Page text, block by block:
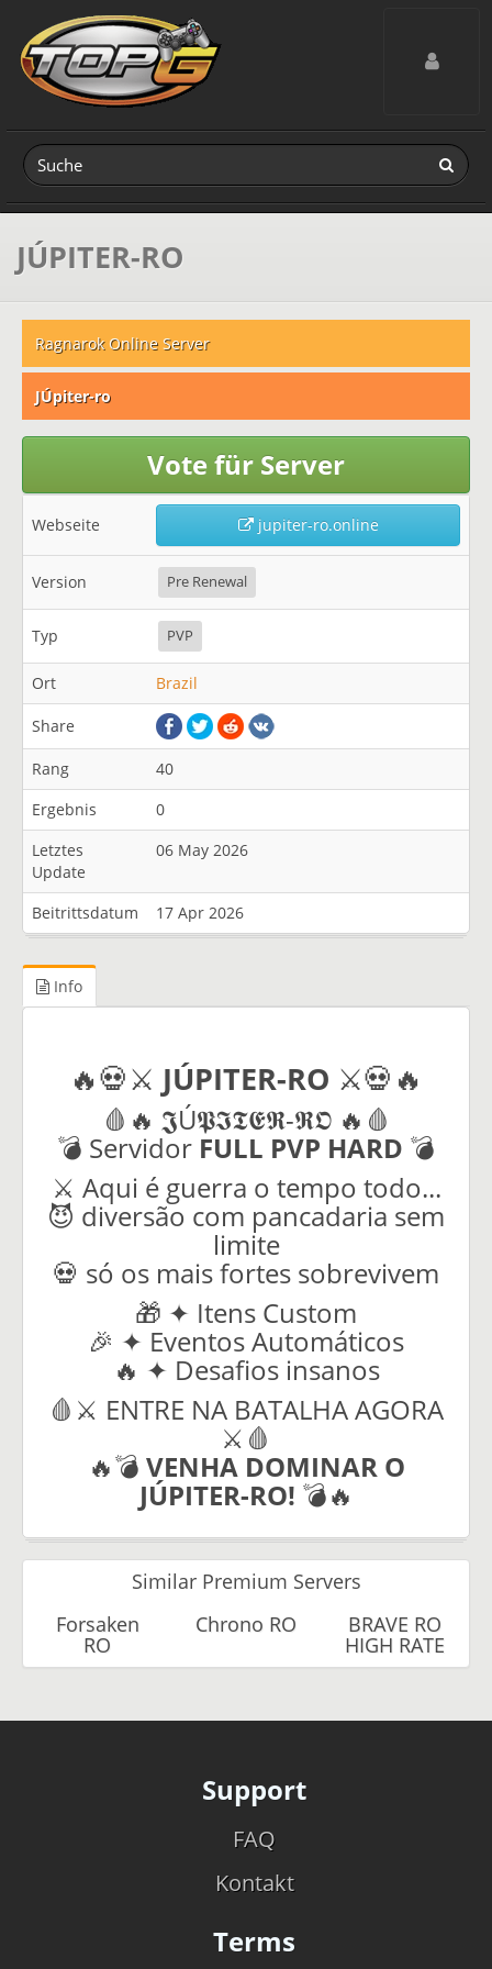
Toggle
JÚPITER-RO
Ragnarok Online Server
JÚpiter-ro
Vote für Server
Webseite jupiter-ro.online
Version Pre Renewal
Typ PVP
Ort Brazil
Share
Rang
40
Ergebnis
0
Letztes
Update
06 May 2026
Beitrittsdatum 17 Apr 2026
Info
🔥💀⚔️ JÚPITER-RO ⚔️💀🔥
🩸🔥 𝕵Ú𝕻𝕴𝕿𝕰𝕽-𝕽𝕺 🔥🩸
💣 Servidor FULL PVP HARD 💣
⚔️ Aqui é guerra o tempo todo...
😈 diversão com pancadaria sem
limite
💀 só os mais fortes sobrevivem
🎁 ✦ Itens Custom
🎉 ✦ Eventos Automáticos
🔥 ✦ Desafios insanos
🩸⚔️ ENTRE NA BATALHA AGORA
⚔️🩸
🔥💣 VENHA DOMINAR O
JÚPITER-RO! 💣🔥
Similar Premium Servers
Forsaken
RO
Chrono RO BRAVE RO
HIGH RATE
Support
FAQ
Kontakt
Terms